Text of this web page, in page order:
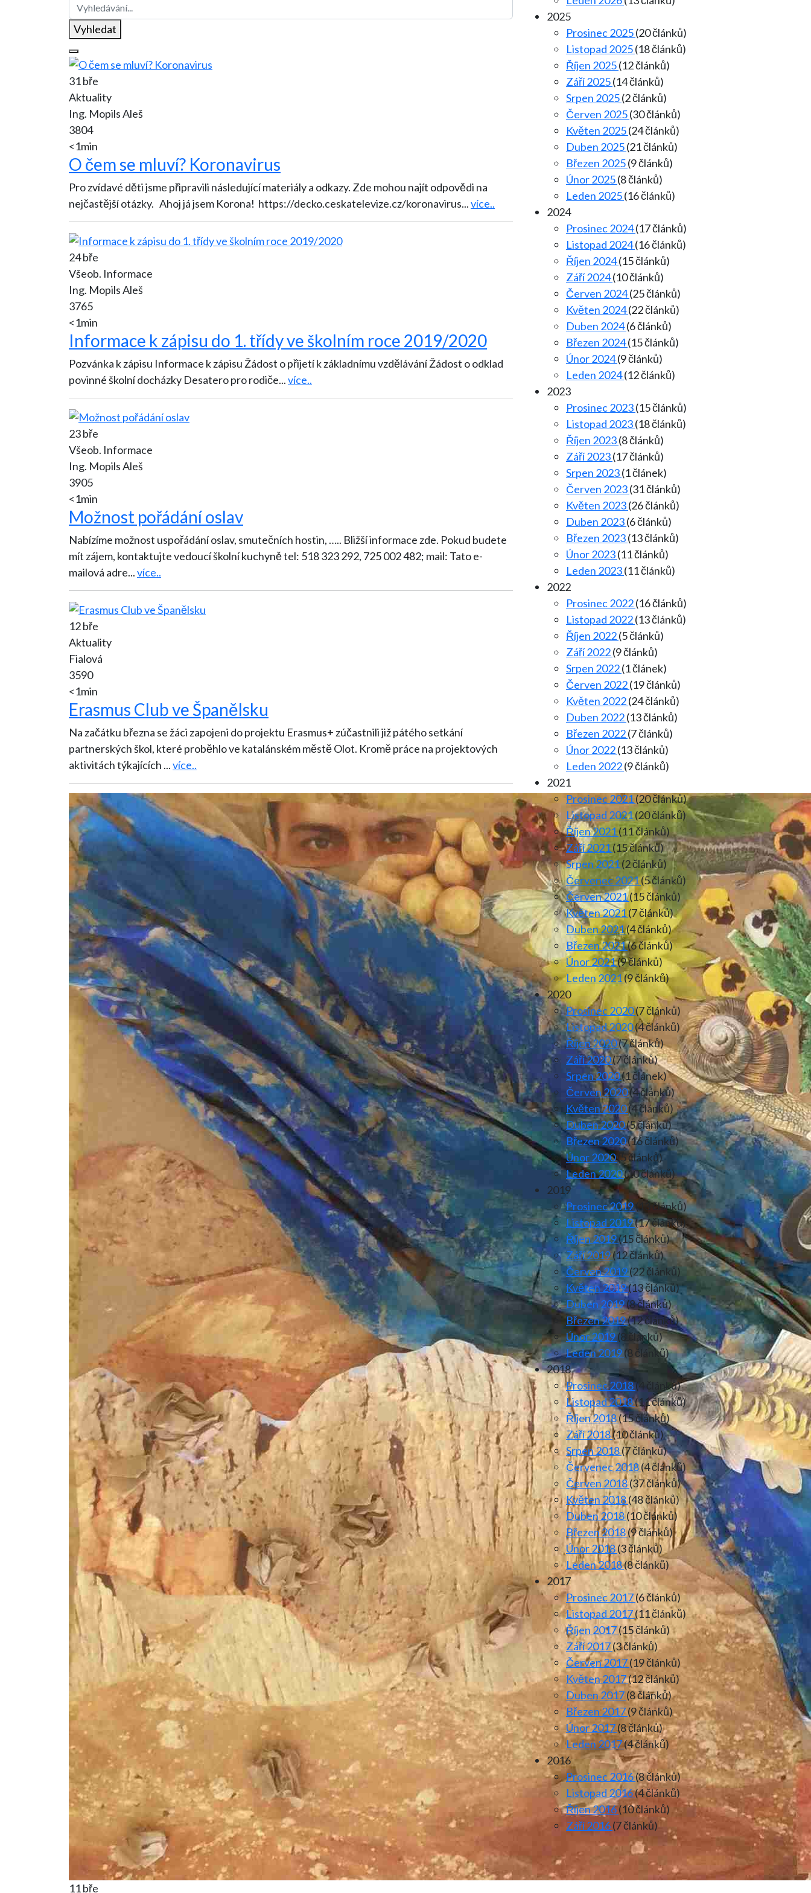
Vyhledat
31 bře
Aktuality
Ing. Mopils Aleš
3804
<1min
O čem se mluví? Koronavirus
Pro zvídavé děti jsme připravili následující materiály a odkazy. Zde mohou najít odpovědi na
nejčastější otázky. Ahoj já jsem Korona! https://decko.ceskatelevize.cz/koronavirus...více..
24 bře
Všeob. Informace
Ing. Mopils Aleš
3765
<1min
Informace k zápisu do 1. třídy ve školním roce 2019/2020
Pozvánka k zápisu Informace k zápisu Žádost o přijetí k základnímu vzdělávání Žádost o odklad
povinné školní docházky Desatero pro rodiče...více..
23 bře
Všeob. Informace
Ing. Mopils Aleš
3905
<1min
Možnost pořádání oslav
Nabízíme možnost uspořádání oslav, smutečních hostin, ….. Bližší informace zde. Pokud budete
mít zájem, kontaktujte vedoucí školní kuchyně tel: 518 323 292, 725 002 482; mail: Tato e-
mailová adre...více..
12 bře
Aktuality
Fialová
3590
<1min
Erasmus Club ve Španělsku
Na začátku března se žáci zapojeni do projektu Erasmus+ zúčastnili již pátého setkání
partnerských škol, které proběhlo ve katalánském městě Olot. Kromě práce na projektových
aktivitách týkajících ...více..
11 bře
2025
Prosinec 2025(20 článků)
Listopad 2025(18 článků)
Říjen 2025(12 článků)
Září 2025(14 článků)
Srpen 2025(2 článků)
Červen 2025(30 článků)
Květen 2025(24 článků)
Duben 2025(21 článků)
Březen 2025(9 článků)
Únor 2025(8 článků)
Leden 2025(16 článků)
2024
Prosinec 2024(17 článků)
Listopad 2024(16 článků)
Říjen 2024(15 článků)
Září 2024(10 článků)
Červen 2024(25 článků)
Květen 2024(22 článků)
Duben 2024(6 článků)
Březen 2024(15 článků)
Únor 2024(9 článků)
Leden 2024(12 článků)
2023
Prosinec 2023(15 článků)
Listopad 2023(18 článků)
Říjen 2023(8 článků)
Září 2023(17 článků)
Srpen 2023(1 článek)
Červen 2023(31 článků)
Květen 2023(26 článků)
Duben 2023(6 článků)
Březen 2023(13 článků)
Únor 2023(11 článků)
Leden 2023(11 článků)
2022
Prosinec 2022(16 článků)
Listopad 2022(13 článků)
Říjen 2022(5 článků)
Září 2022(9 článků)
Srpen 2022(1 článek)
Červen 2022(19 článků)
Květen 2022(24 článků)
Duben 2022(13 článků)
Březen 2022(7 článků)
Únor 2022(13 článků)
Leden 2022(9 článků)
2021
Prosinec 2021(20 článků)
Listopad 2021(20 článků)
Říjen 2021(11 článků)
Září 2021(15 článků)
Srpen 2021(2 článků)
Červenec 2021(5 článků)
Červen 2021(15 článků)
Květen 2021(7 článků)
Duben 2021(4 článků)
Březen 2021(6 článků)
Únor 2021(9 článků)
Leden 2021(9 článků)
2020
Prosinec 2020(7 článků)
Listopad 2020(4 článků)
Říjen 2020(7 článků)
Září 2020(7 článků)
Srpen 2020(1 článek)
Červen 2020(4 článků)
Květen 2020(4 článků)
Duben 2020(5 článků)
Březen 2020(16 článků)
Únor 2020(5 článků)
Leden 2020(10 článků)
2019
Prosinec 2019(13 článků)
Listopad 2019(17 článků)
Říjen 2019(15 článků)
Září 2019(12 článků)
Červen 2019(22 článků)
Květen 2019(13 článků)
Duben 2019(8 článků)
Březen 2019(12 článků)
Únor 2019(8 článků)
Leden 2019(8 článků)
2018
Prosinec 2018(4 článků)
Listopad 2018(11 článků)
Říjen 2018(15 článků)
Září 2018(10 článků)
Srpen 2018(7 článků)
Červenec 2018(4 článků)
Červen 2018(37 článků)
Květen 2018(48 článků)
Duben 2018(10 článků)
Březen 2018(9 článků)
Únor 2018(3 článků)
Leden 2018(8 článků)
2017
Prosinec 2017(6 článků)
Listopad 2017(11 článků)
Říjen 2017(15 článků)
Září 2017(3 článků)
Červen 2017(19 článků)
Květen 2017(12 článků)
Duben 2017(8 článků)
Březen 2017(9 článků)
Únor 2017(8 článků)
Leden 2017(4 článků)
2016
Prosinec 2016(8 článků)
Listopad 2016(4 článků)
Říjen 2016(10 článků)
Září 2016(7 článků)